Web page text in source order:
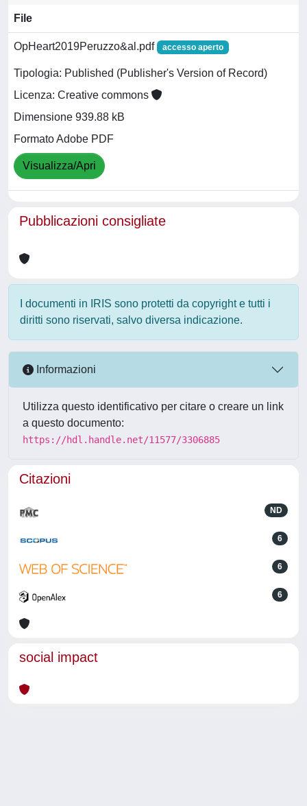
File
OpHeart2019Peruzzo&al.pdf accesso aperto
Tipologia: Published (Publisher's Version of Record)
Licenza: Creative commons
Dimensione 939.88 kB
Formato Adobe PDF
Visualizza/Apri
Pubblicazioni consigliate
I documenti in IRIS sono protetti da copyright e tutti i
diritti sono riservati, salvo diversa indicazione.
Informazioni
Utilizza questo identificativo per citare o creare un link
a questo documento:
https://hdl.handle.net/11577/3306885
Citazioni
ND
6
6
6
social impact